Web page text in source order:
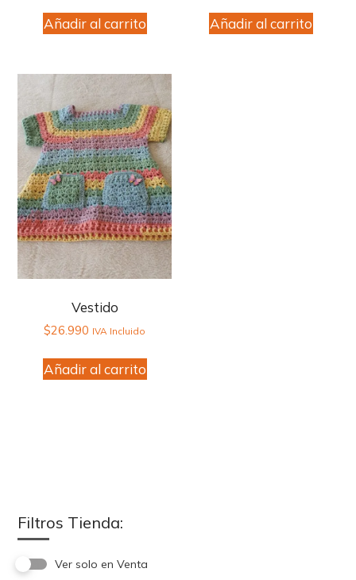
Filtros Tienda:
Ver solo en Venta
Añadir al carrito Añadir al carrito
Vestido
$26.990 IVA Incluido
Añadir al carrito